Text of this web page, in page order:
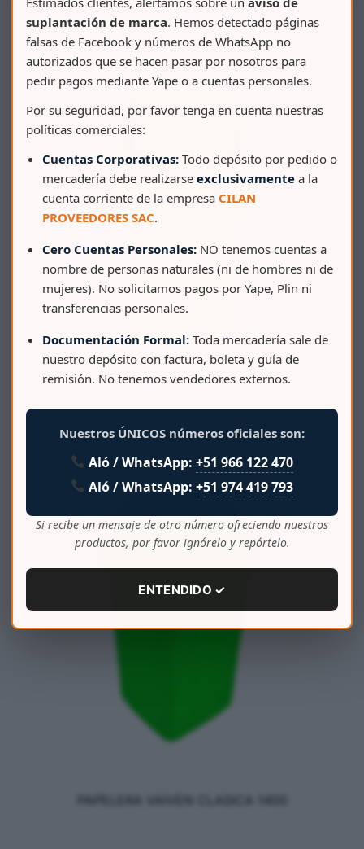
PAPELERA VAIVEN CLASICA 900
suplantación de marca. Hemos detectado páginas
falsas de Facebook y números de WhatsApp no
autorizados que se hacen pasar por nosotros para
pedir pagos mediante Yape o a cuentas personales.
Por su seguridad, por favor tenga en cuenta nuestras
políticas comerciales:
Cuentas Corporativas: Todo depósito por pedido o
mercadería debe realizarse exclusivamente a la
cuenta corriente de la empresa CILAN
PROVEEDORES SAC.
Cero Cuentas Personales: NO tenemos cuentas a
nombre de personas naturales (ni de hombres ni de
mujeres). No solicitamos pagos por Yape, Plin ni
transferencias personales.
Documentación Formal: Toda mercadería sale de
nuestro depósito con factura, boleta y guía de
remisión. No tenemos vendedores externos.
Nuestros ÚNICOS números oficiales son:
Aló / WhatsApp:+51 966 122 470
Aló / WhatsApp:+51 974 419 793
Si recibe un mensaje de otro número ofreciendo nuestros
productos, por favor ignórelo y repórtelo.
ENTENDIDO ✓